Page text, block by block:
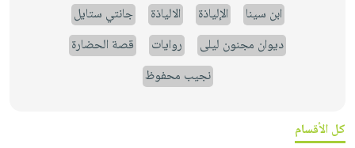
ابن سينا
الإلياذة الالياذة
جانتي ستايل
ديوان مجنون ليلى
روايات
قصة الحضارة
نجيب محفوظ
كل الأقسام